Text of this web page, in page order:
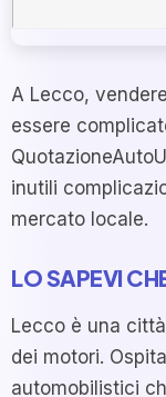
A Lecco,
essere
inutili
mercato locale.
LO SAPEVI
Lecco è una
dei motori.
automobilistici